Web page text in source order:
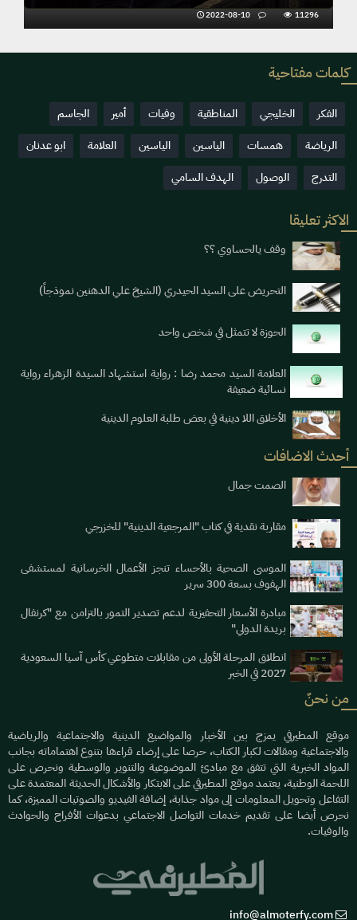
كلمات مفتاحية
الفكر الخليجي المناطقية وفيات أمير
الجاسم
الرياضة
همسات الياسين الياسين العلامة
ابو عدنان
التدرج
الوصول الهدف السامي
الاكثر تعليقا
وقف يالحساوي ؟؟
التحريض على السيد الحيدري (الشيخ علي الدهنين نموذجاً)
الحوزة لا تتمثل في شخص واحد
العلامة السيد محمد رضا : رواية استشهاد السيدة الزهراء رواية
نسائية ضعيفة
الأخلاق اللا دينية في بعض طلبة العلوم الدينية
أحدث الاضافات
الصمت جمال
مقاربة نقدية في كتاب "المرجعية الدينية" للخزرجي
الموسى الصحية بالأحساء تنجز الأعمال الخرسانية لمستشفى
الهفوف بسعة 300 سرير
مبادرة الأسعار التحفيزية لدعم تصدير التمور بالتزامن مع "كرنفال
بريدة الدولي"
انطلاق المرحلة الأولى من مقابلات متطوعي كأس آسيا السعودية
2027 في الخبر
من نحنٌ
موقع المطيرفي يمزج بين الأخبار والمواضيع الدينية والاجتماعية والرياضية
والاجتماعية ومقالات لكبار الكتاب، حرصا على إرضاء قراءها بتنوع اهتماماته بجانب
المواد الخبرية التي تتفق مع مبادئ الموضوعية والتنوير والوسطية ونحرص على
اللحمة الوطنية، يعتمد موقع المطيرفي على الابتكار والأشكال الحديثة المعتمدة على
التفاعل وتحويل المعلومات إلى مواد جذابة، إضافة الفيديو والصوتيات المميزة، كما
نحرص أيضا على تقديم خدمات التواصل الاجتماعي بدعوات الأفراح والحوادث
والوفيات.
info@almoterfy.com